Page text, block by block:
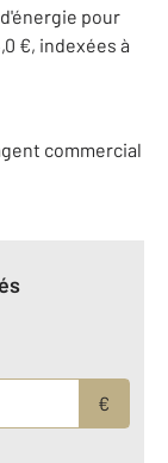
pour
€, indexées à
commercial
€